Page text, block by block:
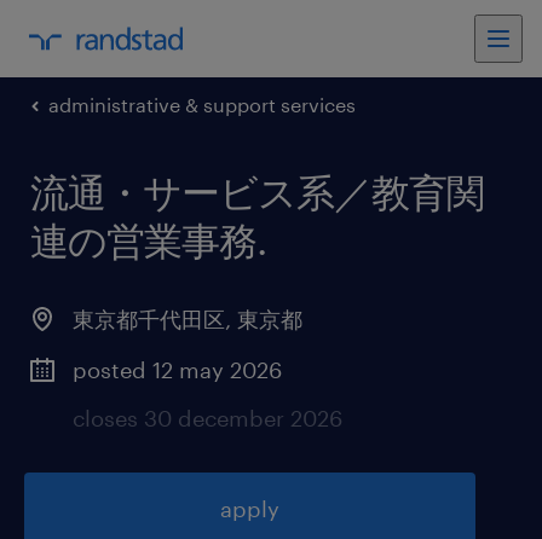
administrative & support services
流通・サービス系／教育関
連の営業事務.
東京都千代田区, 東京都
posted 12 may 2026
closes 30 december 2026
apply